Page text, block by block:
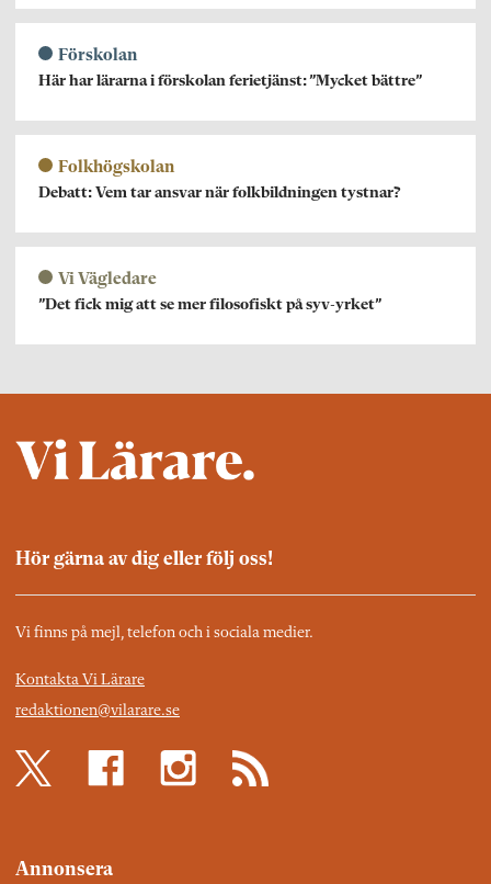
Förskolan
Här har lärarna i förskolan ferietjänst: ”Mycket bättre”
Folkhögskolan
Debatt: Vem tar ansvar när folkbildningen tystnar?
Vi Vägledare
”Det fick mig att se mer filosofiskt på syv-yrket”
Hör gärna av dig eller följ oss!
Vi finns på mejl, telefon och i sociala medier.
Kontakta Vi Lärare
redaktionen@vilarare.se
Annonsera